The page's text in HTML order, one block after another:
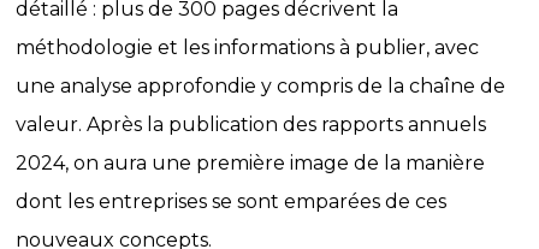
détaillé : plus de 300 pages décrivent la
méthodologie et les informations à publier, avec
une analyse approfondie y compris de la chaîne de
valeur. Après la publication des rapports annuels
2024, on aura une première image de la manière
dont les entreprises se sont emparées de ces
nouveaux concepts.